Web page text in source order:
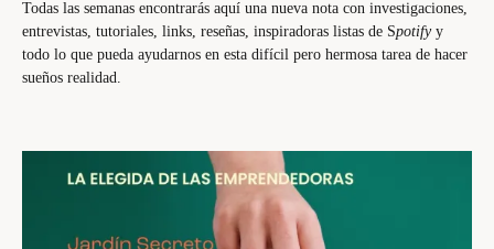
Todas las semanas encontrarás aquí una nueva nota con investigaciones,
entrevistas, tutoriales, links, reseñas, inspiradoras listas de Spotify y
todo lo que pueda ayudarnos en esta difícil pero hermosa tarea de hacer
sueños realidad.